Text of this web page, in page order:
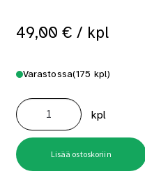
49,00 € / kpl
Varastossa(175 kpl)
Liimapuu
115X115X3000
määrä kpl
Lisää ostoskoriin